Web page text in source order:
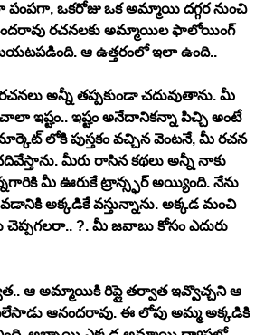
ఒకరోజు ఒక అమ్మాయి దగ్గర నుంచి
రచనలకు అమ్మాయిల ఫాలోయింగ్
ఆ ఉత్తరంలో ఇలా ఉంది..
అన్నీ తప్పకుండా చదువుతాను. మీ
ఇష్టం.. ఇష్టం అనేదానికన్నా పిచ్చి అంటే
లోకి పుస్తకం వచ్చిన వెంటనే, మీ రచన
మీరు రాసిన కథలు అన్నీ నాకు
మీ ఊరుకే ట్రాన్స్ఫర్ అయ్యింది. నేను
అక్కడికే వస్తున్నాను. అక్కడ మంచి
చెప్పగలరా.. ?. మీ జవాబు కోసం ఎదురు
ఆ అమ్మాయికి రిప్లై తర్వాత ఇవ్వొచ్చని ఆ
ఆనందరావు. ఈ లోపు అమ్మ అక్కడికి